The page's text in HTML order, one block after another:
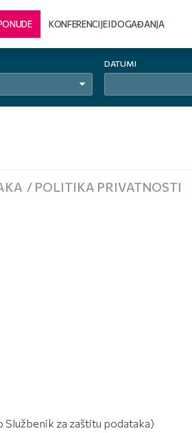
DATUMI
KONFERENCIJE I DOGAĐANJA
/ POLITIKA PRIVATNOSTI
za zaštitu podataka)